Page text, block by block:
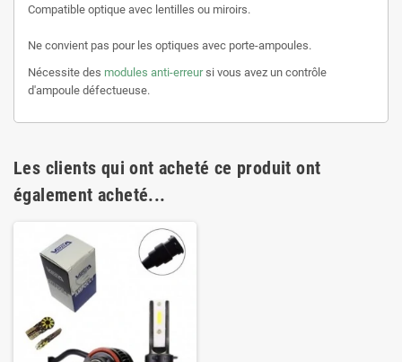
Compatible optique avec lentilles ou miroirs.
Ne convient pas pour les optiques avec porte-ampoules.
Nécessite des modules anti-erreursi vous avez un contrôle
d'ampoule défectueuse.
Les clients qui ont acheté ce produit ont
également acheté...